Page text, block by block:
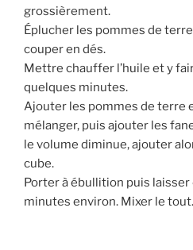
grossièrement.
Éplucher les pommes de
couper en dés.
Mettre chauffer l’huile et y
quelques minutes.
Ajouter les pommes de terre
mélanger, puis ajouter les
le volume diminue, ajouter
cube.
Porter à ébullition puis
minutes environ. Mixer le tout.